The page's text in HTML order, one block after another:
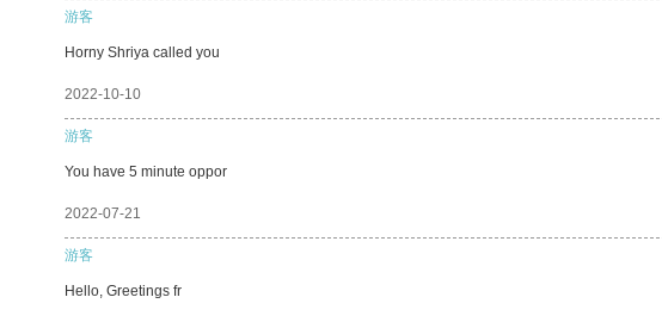
游客
Horny Shriya called you
2022-10-10
游客
You have 5 minute oppor
2022-07-21
游客
Hello, Greetings fr